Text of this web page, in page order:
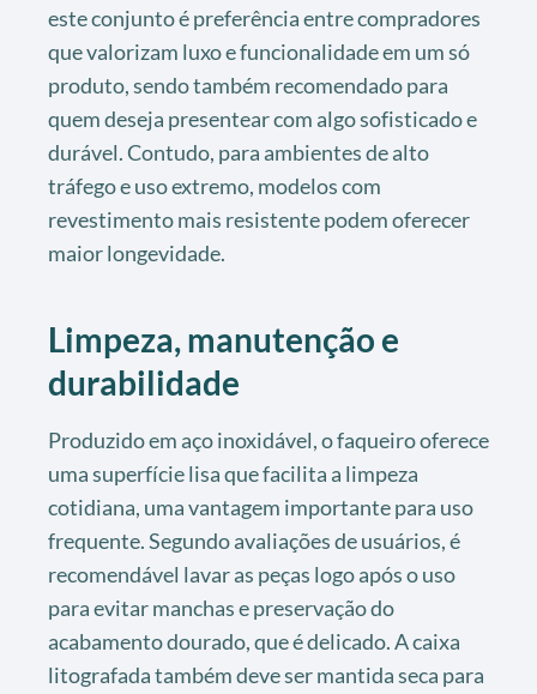
este conjunto é preferência entre compradores
que valorizam luxo e funcionalidade em um só
produto, sendo também recomendado para
quem deseja presentear com algo sofisticado e
durável. Contudo, para ambientes de alto
tráfego e uso extremo, modelos com
revestimento mais resistente podem oferecer
maior longevidade.
Limpeza, manutenção e
durabilidade
Produzido em aço inoxidável, o faqueiro oferece
uma superfície lisa que facilita a limpeza
cotidiana, uma vantagem importante para uso
frequente. Segundo avaliações de usuários, é
recomendável lavar as peças logo após o uso
para evitar manchas e preservação do
acabamento dourado, que é delicado. A caixa
litografada também deve ser mantida seca para